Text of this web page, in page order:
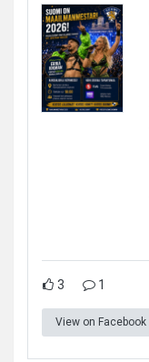
3 1
View on Facebook